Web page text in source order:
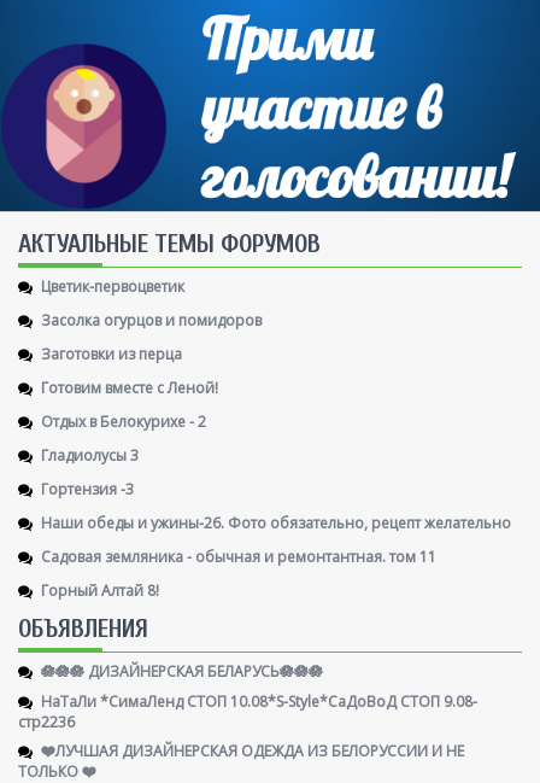
AКТУАЛЬНЫЕ ТЕМЫ ФОРУМОВ
Цветик-первоцветик
Засолка огурцов и помидоров
Заготовки из перца
Готовим вместе с Леной!
Отдых в Белокурихе - 2
Гладиолусы 3
Гортензия -3
Наши обеды и ужины-26. Фото обязательно, рецепт желательно
Садовая земляника - обычная и ремонтантная. том 11
Горный Алтай 8!
ОБЪЯВЛЕНИЯ
🪷🪷🪷 ДИЗАЙНЕРСКАЯ БЕЛАРУСЬ🪷🪷🪷
НаТаЛи *СимаЛенд СТОП 10.08*S-Style*СаДоВоД СТОП 9.08-
стр2236
❤️ЛУЧШАЯ ДИЗАЙНЕРСКАЯ ОДЕЖДА ИЗ БЕЛОРУССИИ И НЕ
ТОЛЬКО ❤️